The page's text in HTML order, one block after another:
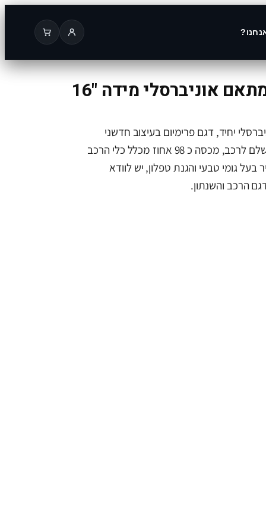
אוניברסלי מידה "16
יחיד, דגם פרימיום בעיצוב חדשני
אווירודינאמי,מותאם באופן מושלם לרכב, מכסה כ 98 אחוז מכלל כלי הרכב
גומי טבעי והגנת טפלון, יש לוודא
הרכב והשנתון.